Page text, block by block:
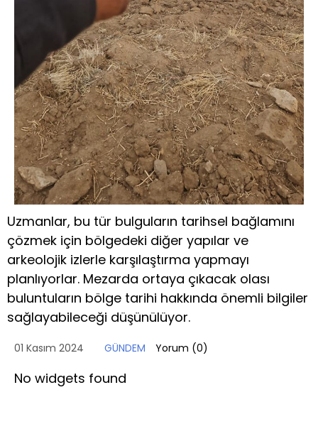
Uzmanlar, bu tür bulguların tarihsel bağlamını
çözmek için bölgedeki diğer yapılar ve
arkeolojik izlerle karşılaştırma yapmayı
planlıyorlar. Mezarda ortaya çıkacak olası
buluntuların bölge tarihi hakkında önemli bilgiler
sağlayabileceği düşünülüyor.
01 Kasım 2024 GÜNDEM Yorum (0)
No widgets found